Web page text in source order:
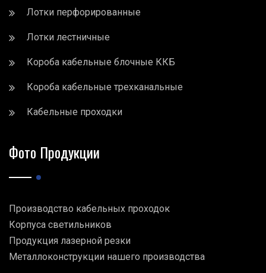
Лотки перфорированные
Лотки лестничные
Короба кабельные блочные ККБ
Короба кабельные трехканальные
Кабельные проходки
Фото Продукции
Производство кабельных проходок
Корпуса светильников
Продукция лазерной резки
Металлоконструкции нашего производства